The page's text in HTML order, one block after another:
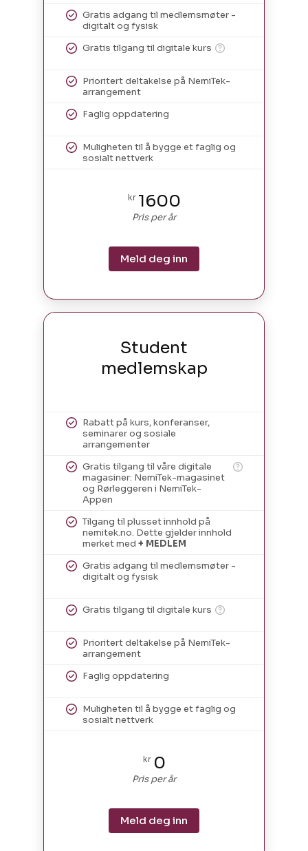
Gratis adgang til medlemsmøter -
digitalt og fysisk
Gratis tilgang til digitale kurs
Prioritert deltakelse på NemiTek-
arrangement
Faglig oppdatering
Muligheten til å bygge et faglig og
sosialt nettverk
kr 1600
Pris per år
Meld deg inn
Student
medlemskap
Rabatt på kurs, konferanser,
seminarer og sosiale
arrangementer
Gratis tilgang til våre digitale
magasiner: NemiTek-magasinet
og Rørleggeren i NemiTek-
Appen
Tilgang til plusset innhold på
nemitek.no. Dette gjelder innhold
merket med + MEDLEM
Gratis adgang til medlemsmøter -
digitalt og fysisk
Gratis tilgang til digitale kurs
Prioritert deltakelse på NemiTek-
arrangement
Faglig oppdatering
Muligheten til å bygge et faglig og
sosialt nettverk
kr 0
Pris per år
Meld deg inn